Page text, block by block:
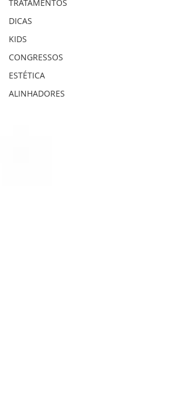
TRATAMENTOS
DICAS
KIDS
CONGRESSOS
ESTÉTICA
ALINHADORES